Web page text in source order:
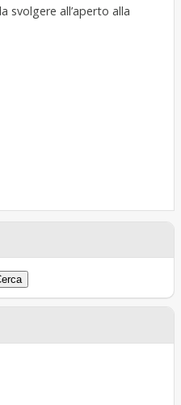
svolgere all’aperto alla